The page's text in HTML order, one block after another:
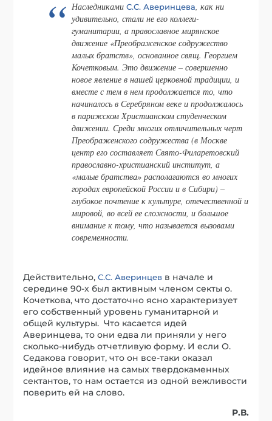
НаследникамиС.С. Аверинцева, как ни
удивительно, стали не его коллеги-
гуманитарии, а православное мирянское
движение «Преображенское содружество
малых братств», основанное свящ. Георгием
Кочетковым. Это движение – совершенно
новое явление в нашей церковной традиции, и
вместе с тем в нем продолжается то, что
начиналось в Серебряном веке и продолжалось
в парижском Христианском студенческом
движении. Среди многих отличительных черт
Преображенского содружества (в Москве
центр его составляет Свято-Филаретовский
православно-христианский институт, а
«малые братства» располагаются во многих
городах европейской России и в Сибири) –
глубокое почтение к культуре, отечественной и
мировой, во всей ее сложности, и большое
внимание к тому, что называется вызовами
современности.
Действительно,С.С. Аверинцев в начале и
середине 90-х был активным членом секты о.
Кочеткова, что достаточно ясно характеризует
его собственный уровень гуманитарной и
общей культуры. Что касается идей
Аверинцева, то они едва ли приняли у него
сколько-нибудь отчетливую форму. И если О.
Седакова говорит, что он все-таки оказал
идейное влияние на самых твердокаменных
сектантов, то нам остается из одной вежливости
поверить ей на слово.
Р.В.